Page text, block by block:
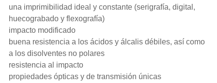
una imprimibilidad ideal y constante (serigrafía, digital,
huecograbado y flexografía)
impacto modificado
buena resistencia a los ácidos y álcalis débiles, así como
a los disolventes no polares
resistencia al impacto
propiedades ópticas y de transmisión únicas